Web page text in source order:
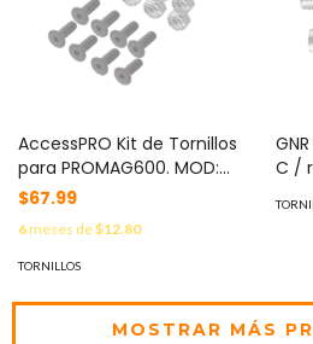
AccessPRO Kit de Tornillos
para PROMAG600. MOD:
PRO-BL600T
$67.99
6meses de$12.80
TORNILLOS
C /
MOSTRAR MÁS